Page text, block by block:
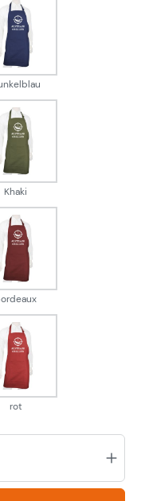
Dunkelblau
Khaki
Khaki
bordeaux
rot
rot